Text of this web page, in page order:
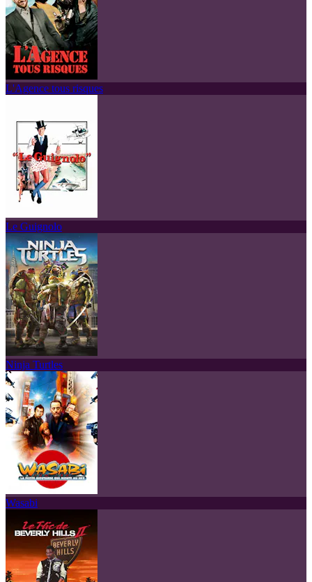
L'Agence tous risques
Le Guignolo
Ninja Turtles
Wasabi